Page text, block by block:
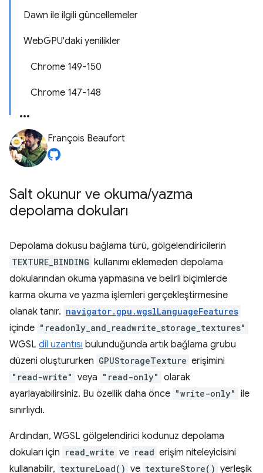
Dawn ile ilgili güncellemeler
WebGPU'daki yenilikler
Chrome 149-150
Chrome 147-148
François Beaufort
Salt okunur ve okuma/yazma
depolama dokuları
Depolama dokusu bağlama türü, gölgelendiricilerin
TEXTURE_BINDING kullanımı eklemeden depolama
dokularından okuma yapmasına ve belirli biçimlerde
karma okuma ve yazma işlemleri gerçekleştirmesine
olanak tanır. navigator.gpu.wgslLanguageFeatures
içinde "readonly_and_readwrite_storage_textures"
WGSL dil uzantısı bulunduğunda artık bağlama grubu
düzeni oluştururken GPUStorageTexture erişimini
"read-write" veya "read-only" olarak
ayarlayabilirsiniz. Bu özellik daha önce "write-only" ile
sınırlıydı.
Ardından, WGSL gölgelendirici kodunuz depolama
dokuları için read_write ve read erişim niteleyicisini
kullanabilir, textureLoad() ve textureStore() yerleşik